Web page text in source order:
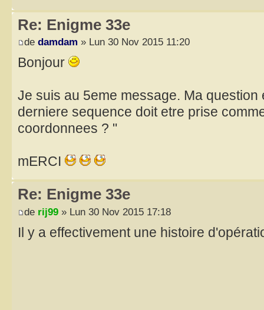
Re: Enigme 33e
de damdam » Lun 30 Nov 2015 11:20
Bonjour
Je suis au 5eme message. Ma question
derniere sequence doit etre prise
coordonnees ? "
mERCI
Re: Enigme 33e
de rij99 » Lun 30 Nov 2015 17:18
Il y a effectivement une histoire